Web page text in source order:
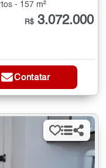
- 157 m²
R$ 3.072.000
Contatar